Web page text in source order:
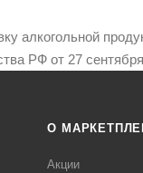
алкогольной
РФ от 27
О
Акции